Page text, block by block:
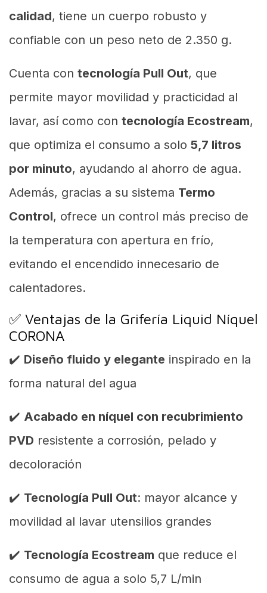
calidad, tiene un cuerpo robusto y
confiable con un peso neto de 2.350 g.
Cuenta con tecnología Pull Out, que
permite mayor movilidad y practicidad al
lavar, así como con tecnología Ecostream,
que optimiza el consumo a solo 5,7 litros
por minuto, ayudando al ahorro de agua.
Además, gracias a su sistema Termo
Control, ofrece un control más preciso de
la temperatura con apertura en frío,
evitando el encendido innecesario de
calentadores.
✅ Ventajas de la Grifería Liquid Níquel
CORONA
✔️ Diseño fluido y elegante inspirado en la
forma natural del agua
✔️ Acabado en níquel con recubrimiento
PVD resistente a corrosión, pelado y
decoloración
✔️ Tecnología Pull Out: mayor alcance y
movilidad al lavar utensilios grandes
✔️ Tecnología Ecostream que reduce el
consumo de agua a solo 5,7 L/min